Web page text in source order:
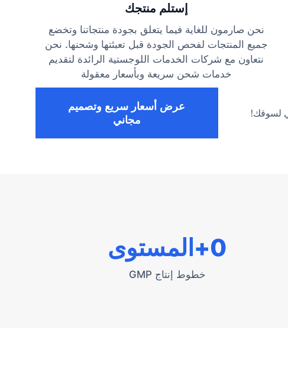
إستلم منتجك
نحن صارمون للغاية فيما يتعلق بجودة منتجاتنا وتخضع
جميع المنتجات لفحص الجودة قبل تعبئتها وشحنها. نحن
نتعاون مع شركات الخدمات اللوجستية الرائدة لتقديم
خدمات شحن سريعة وبأسعار معقولة
لسوقك!
عرض أسعار سريع وتصميم
مجاني
خطوط إنتاج GMP
0+المستوى